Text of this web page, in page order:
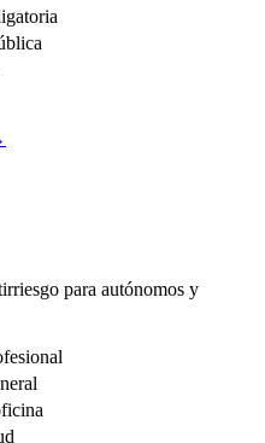
para autónomos y